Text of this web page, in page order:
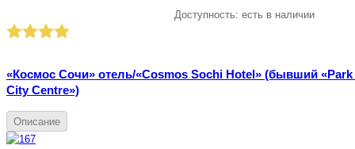
Доступность: есть в наличии
«Космос Сочи» отель/«Cosmos Sochi Hotel» (бывший
City Centre»)
Описание